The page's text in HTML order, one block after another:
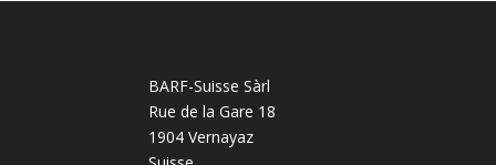
BARF-Suisse Sàrl
Rue de la Gare 18
1904 Vernayaz